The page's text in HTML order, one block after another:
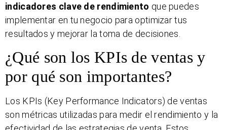
indicadores clave de rendimiento que puedes
implementar en tu negocio para optimizar tus
resultados y mejorar la toma de decisiones.
¿Qué son los KPIs de ventas y
por qué son importantes?
Los KPIs (Key Performance Indicators) de ventas
son métricas utilizadas para medir el rendimiento y la